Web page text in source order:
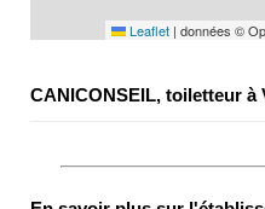
Leaflet | données ©
CANICONSEIL, toiletteur à